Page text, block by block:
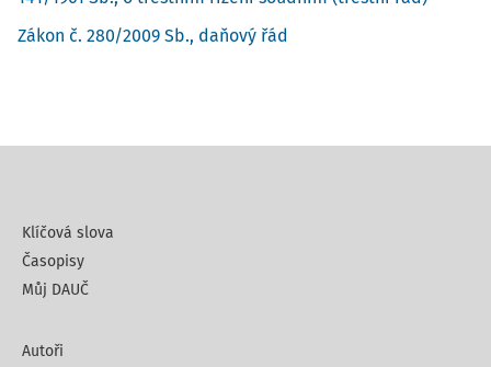
Zákon č. 280/2009 Sb., daňový řád
Klíčová slova
Časopisy
Můj DAUČ
Autoři